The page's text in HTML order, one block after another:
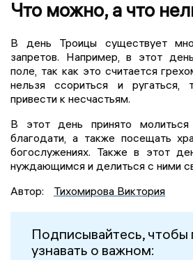
Что можно, а что
В день Троицы существует
запретов. Например, в этот
поле, так как это считается
нельзя ссориться и
привести к несчастьям.
В этот день принято
благодати, а также посещать
богослужениях. Также в этот
нуждающимся и делиться с ними
Автор:
Тихомирова Виктория
Подписывайтесь,
узнавать о важном: